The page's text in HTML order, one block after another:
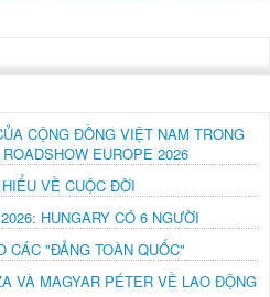
CỘNG ĐỒNG VIỆT NAM TRONG
EUROPE 2026
VỀ CUỘC ĐỜI
HUNGARY CÓ 6 NGƯỜI
CÁC "ĐẢNG TOÀN QUỐC"
VÀ MAGYAR PÉTER VỀ LAO ĐỘNG